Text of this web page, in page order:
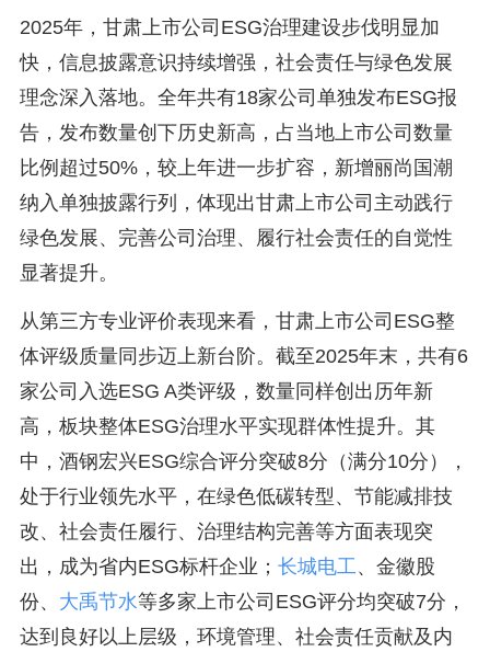
2025年，甘肃上市公司ESG治理建设步伐明显加
快，信息披露意识持续增强，社会责任与绿色发展
理念深入落地。全年共有18家公司单独发布ESG报
告，发布数量创下历史新高，占当地上市公司数量
比例超过50%，较上年进一步扩容，新增丽尚国潮
纳入单独披露行列，体现出甘肃上市公司主动践行
绿色发展、完善公司治理、履行社会责任的自觉性
显著提升。
从第三方专业评价表现来看，甘肃上市公司ESG整
体评级质量同步迈上新台阶。截至2025年末，共有6
家公司入选ESG A类评级，数量同样创出历年新
高，板块整体ESG治理水平实现群体性提升。其
中，酒钢宏兴ESG综合评分突破8分（满分10分），
处于行业领先水平，在绿色低碳转型、节能减排技
改、社会责任履行、治理结构完善等方面表现突
出，成为省内ESG标杆企业； 长城电工 、金徽股
份、 大禹节水等多家上市公司ESG评分均突破7分，
达到良好以上层级，环境管理、社会责任贡献及内